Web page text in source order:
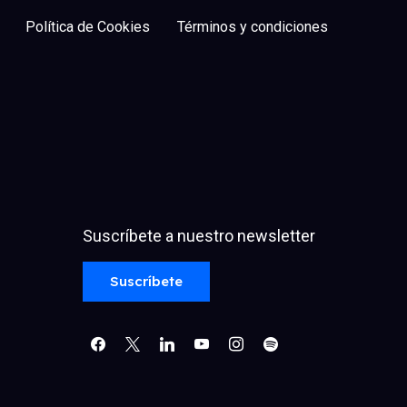
Política de Cookies Términos y condiciones
Suscríbete a nuestro newsletter
Suscríbete
facebook
x linkedinyoutubeinstagram
spotify